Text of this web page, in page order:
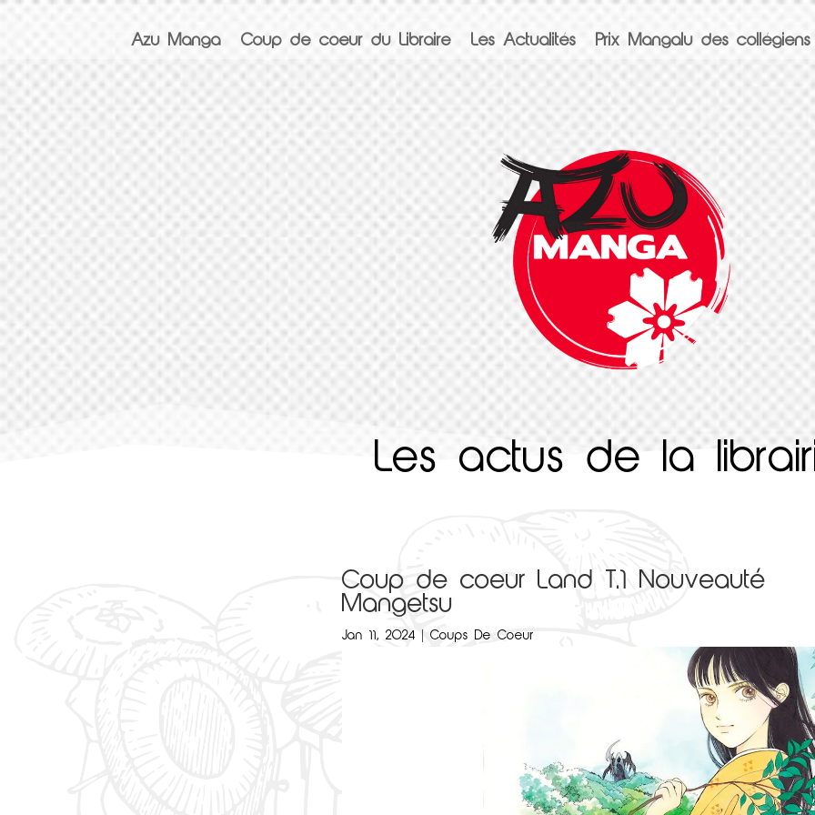
Azu Manga Coup de coeur du Libraire Les Actualités Prix Mangalu des collégiens
Les actus de la
Coup de coeur Land T.1 Nouveauté
Mangetsu
Jan 11, 2024 |Coups De Coeur